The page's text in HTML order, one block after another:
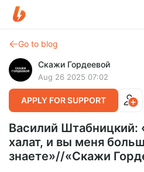
Go to blog
Скажи Гордеевой
Aug 26 2025 07:02
APPLY FOR SUPPORT
Василий Штабницкий:
халат, и вы меня
знаете»//«Скажи